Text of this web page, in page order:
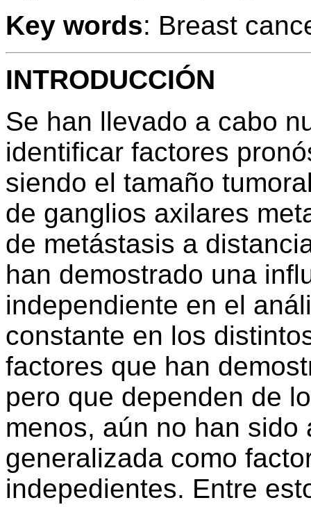
Key words: Breast
INTRODUCCIÓN
Se han llevado a cabo
identificar factores
siendo el tamaño
de ganglios axilares
de metástasis a
han demostrado una
independiente en el
constante en los
factores que han
pero que dependen de
menos, aún no han
generalizada como
indepedientes. Entre